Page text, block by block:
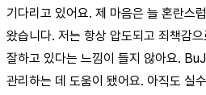
기다리고 있어요. 제 마음은 늘 혼란스
왔습니다. 저는 항상 압도되고 죄책감
잘하고 있다는 느낌이 들지 않아요.
관리하는 데 도움이 됐어요. 아직도 실